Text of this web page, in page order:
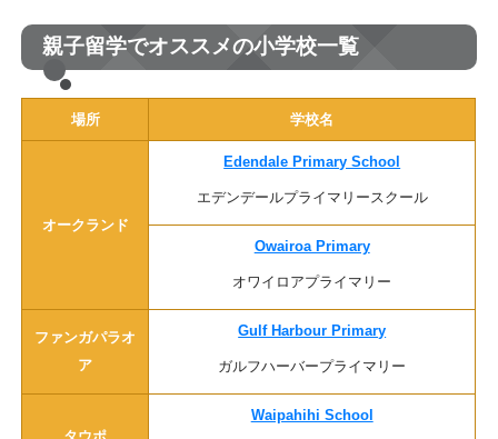
親子留学でオススメの小学校一覧
場所 学校名
オークランド
Edendale Primary School
エデンデールプライマリースクール
Owairoa Primary
オワイロアプライマリー
ファンガパラオ
ア
Gulf Harbour Primary
ガルフハーバープライマリー
Waipahihi School